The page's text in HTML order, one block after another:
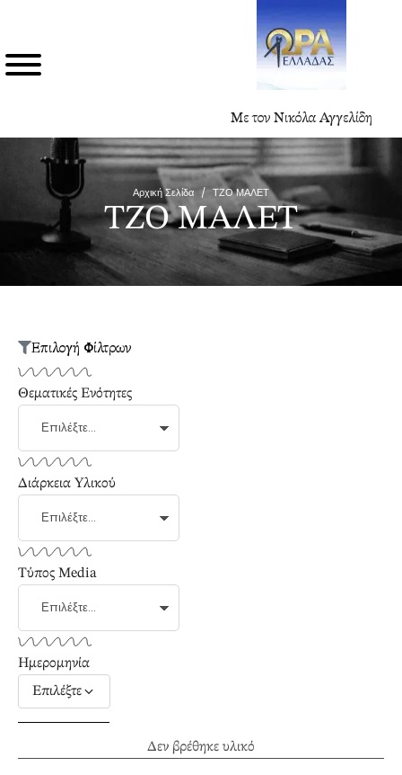
Με τον Νικόλα Αγγελίδη
Αρχική Σελίδα / ΤΖΟ ΜΑΛΕΤ
ΤΖΟ ΜΑΛΕΤ
Δεν βρέθηκε υλικό
Επιλογή Φίλτρων
Θεματικές Ενότητες
Διάρκεια Υλικού
Τύπος Media
Ημερομηνία
Επιλέξτε